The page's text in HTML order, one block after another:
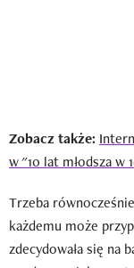
Zobacz także:
w "10 lat młodsza w
Trzeba
każdemu może
zdecydowała się na